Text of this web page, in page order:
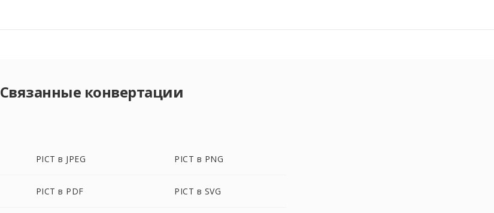
Связанные конвертации
PICT в JPEG PICT в PNG
PICT в PDF PICT в SVG